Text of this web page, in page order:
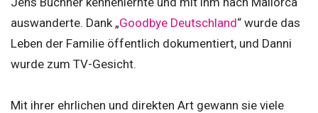
auswanderte. Dank „Goodbye Deutschland“ wurde das
Leben der Familie öffentlich dokumentiert, und Danni
wurde zum TV-Gesicht.
Mit ihrer ehrlichen und direkten Art gewann sie viele